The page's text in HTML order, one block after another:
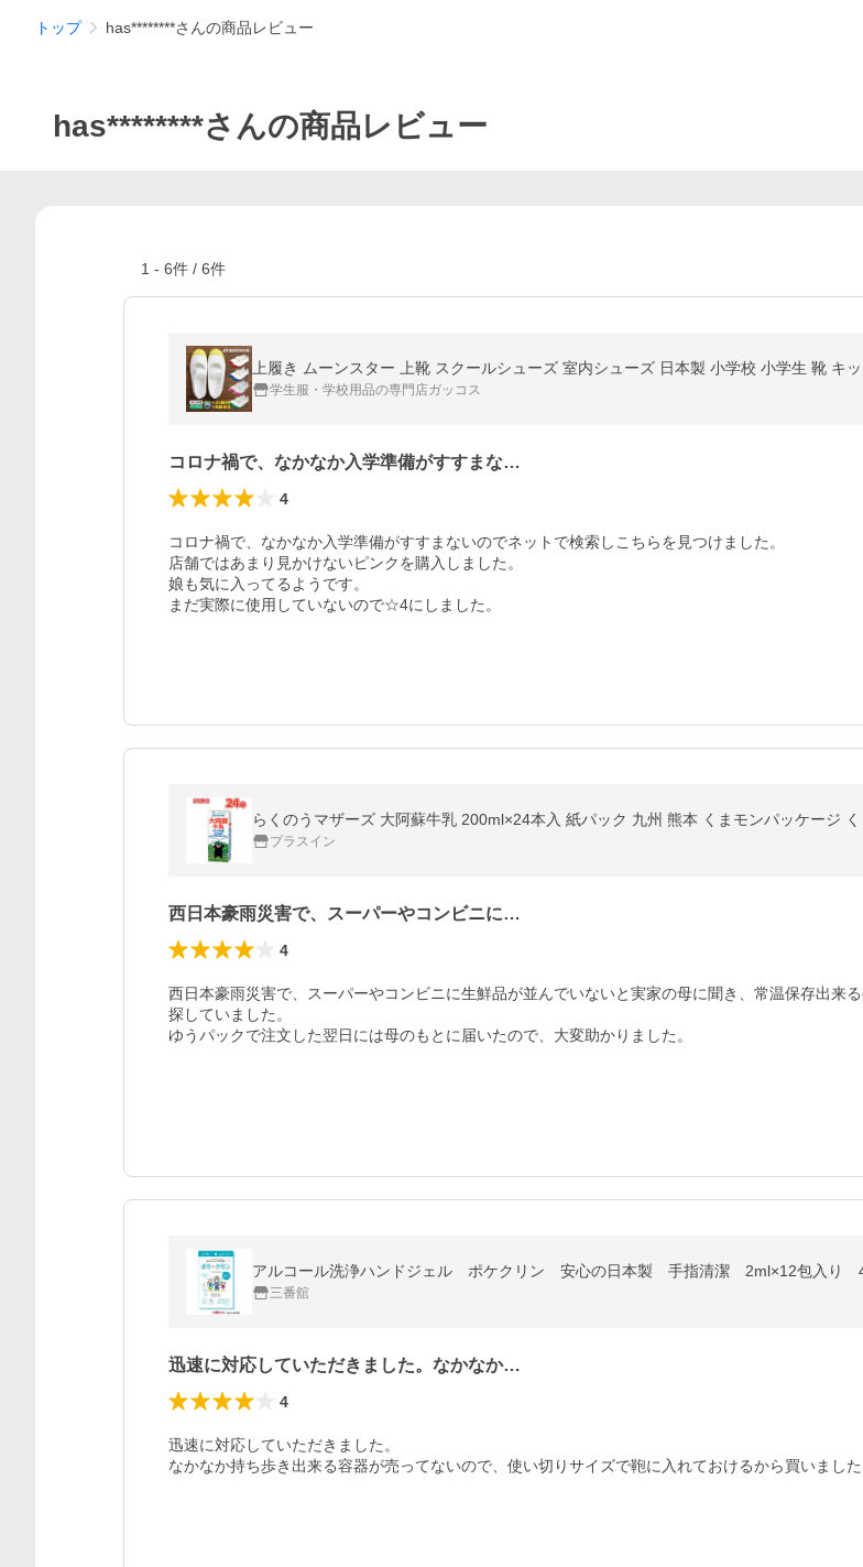
トップ has********さんの商品レビュー
has********さんの商品レビュー
1 - 6件 / 6件
上履き ムーンスター 上靴 スクールシューズ 室内シューズ 日本製 小学校 小学生 靴 キ
学生服・学校用品の専門店ガッコス
コロナ禍で、なかなか入学準備がすすまな…
4
コロナ禍で、なかなか入学準備がすすまないのでネットで検索しこちらを見つけました。
店舗ではあまり見かけないピンクを購入しました。
娘も気に入ってるようです。
まだ実際に使用していないので☆4にしました。
プラスイン
西日本豪雨災害で、スーパーやコンビニに…
4
西日本豪雨災害で、スーパーやコンビニに生鮮品が並んでいないと実家の母に聞き、常温保存出来
探していました。
ゆうパックで注文した翌日には母のもとに届いたので、大変助かりました。
アルコール洗浄ハンドジェル ポケクリン 安心の日本製 手指清潔 2ml×12包入り 4
三番舘
迅速に対応していただきました。なかなか…
4
迅速に対応していただきました。
なかなか持ち歩き出来る容器が売ってないので、使い切りサイズで鞄に入れておけるから買いました